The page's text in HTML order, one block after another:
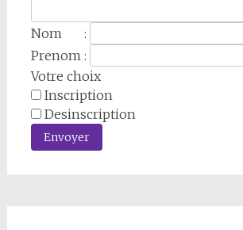
Nom :
Prenom :
Votre choix
Inscription
Desinscription
Envoyer